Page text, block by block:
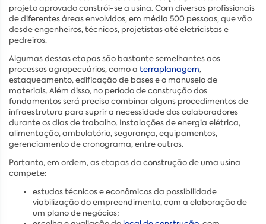
projeto aprovado constrói-se a usina. Com diversos profissionais
de diferentes áreas envolvidos, em média 500 pessoas, que vão
desde engenheiros, técnicos, projetistas até eletricistas e
pedreiros.
Algumas dessas etapas são bastante semelhantes aos
processos agropecuários, como a terraplanagem,
estaqueamento, edificação de bases e o manuseio de
materiais. Além disso, no período de construção dos
fundamentos será preciso combinar alguns procedimentos de
infraestrutura para suprir a necessidade dos colaboradores
durante os dias de trabalho. Instalações de energia elétrica,
alimentação, ambulatório, segurança, equipamentos,
gerenciamento de cronograma, entre outros.
Portanto, em ordem, as etapas da construção de uma usina
compete:
estudos técnicos e econômicos da possibilidade
viabilização do empreendimento, com a elaboração de
um plano de negócios;